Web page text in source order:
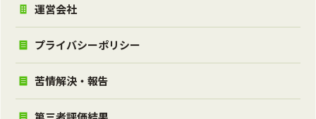
運営会社
プライバシーポリシー
苦情解決・報告